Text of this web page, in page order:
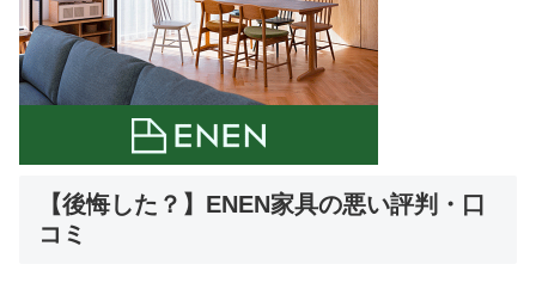
【後悔した？】ENEN家具の悪い評判・口
コミ